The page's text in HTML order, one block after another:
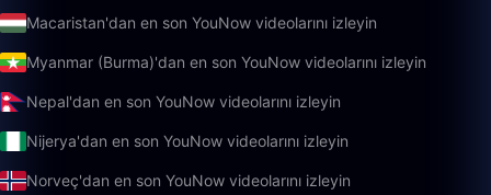
Macaristan'dan en son YouNow videolarını izleyin
Myanmar (Burma)'dan en son YouNow videolarını izleyin
Nepal'dan en son YouNow videolarını izleyin
Nijerya'dan en son YouNow videolarını izleyin
Norveç'dan en son YouNow videolarını izleyin